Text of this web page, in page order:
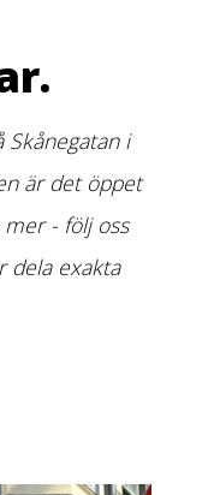
Skånegatan i
är det öppet
- följ oss
dela exakta